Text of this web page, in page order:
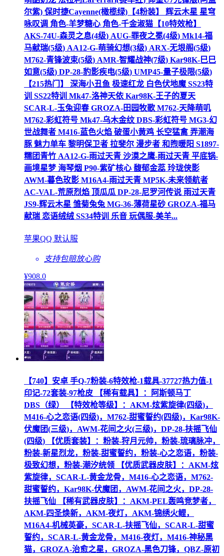
尔紫) 保时捷Cayenne(橄榄绿)【4粉装】 辉云木星 星穹
咏叹调 角色-羊梦糖心 角色-千金淑猫【10特效枪】
AKS-74U-森灵之息(4级) AUG-罪夜之冕(4级) Mk14-福
马献瑞(5级) AA12-G-萌骑幻想(3级) ARX-无垠阁(5级)
M762-青锋波束(5级) AMR-智耀战神(7级) Kar98K-巳巳
如意(5级) DP-28-豹影疾电(5级) UMP45-量子极限(5级)
【215热门】 深海小丑鱼 极速红龙 白色伏地魔 SS23特
训 SS22特训 Mk47-洛神天依 Kar98K-王子的夏天
SCAR-L-玉兔迎春 GROZA-田园牧歌 M762-天降萌叽
M762-彩虹符号 Mk47-乌木金纹 DBS-彩虹符号 MG3-幻
世战舞者 M416-蓝色火焰 破蛋小黄鸡 长空猛禽 弄潮海
豚 魅力单车 黎明保卫者 拉斐尔 漫步者 和煦暖阳 S1897-
糯团青竹 AA12-G-雨过天青 沙漠之鹰-雨过天青 平底锅-
画境星梦 海琴烟 P90-紫矿核心 馥郁金蕊 玲珑侠影
AWM-暮色玫影 M16A4-雨过天青 MP5K-未来领航者
AC-VAL-荒原烈焰 顶瓜瓜 DP-28-尼罗河传说 雨过天青
JS9-辉云木星 雏菊兔兔 MG-36-薄荷星砂 GROZA-福马
献瑞 恋语绒绒 SS34特训 乐音 玩偶服-美羊...
苹果QQ 默认服
支持包赔放心购
¥908.0
【740】安卓 手Q-7粉装-6特效枪-1载具-37727热力值-1
印记-72套装-97枪皮 【稀有载具】：阿斯顿马丁
DBS（绿） 【特效枪等级】：AKM-炫紫旋律(四级)，
M416-心之恋语(四级)，M762-甜蜜誓约(四级)，Kar98K-
伏魔团(三级)，AWM-花间之火(三级)，DP-28-扶摇飞仙
(四级) 【优质套装】：粉装-狩月元帅，粉装-琉璃脉冲，
粉装-新星烈龙，粉装-甜蜜誓约，粉装-心之恋语，粉装-
极致幻想，粉装-潮汐统领 【优质武器皮肤】：AKM-炫
紫旋律，SCAR-L-黄金龙骨，M416-心之恋语，M762-
甜蜜誓约，Kar98K-伏魔团，AWM-花间之火，DP-28-
扶摇飞仙 【稀有武器皮肤】：AKM-PEL轰鸣竞梦者，
AKM-四圣焕新，AKM-夜灯，AKM-锦绣火鲤，
M16A4-机械英豪，SCAR-L-扶摇飞仙，SCAR-L-甜蜜
誓约，SCAR-L-黄金龙骨，M416-夜灯，M416-神秘黑
猫，GROZA-治愈之星，GROZA-黑色刀锋，QBZ-原初